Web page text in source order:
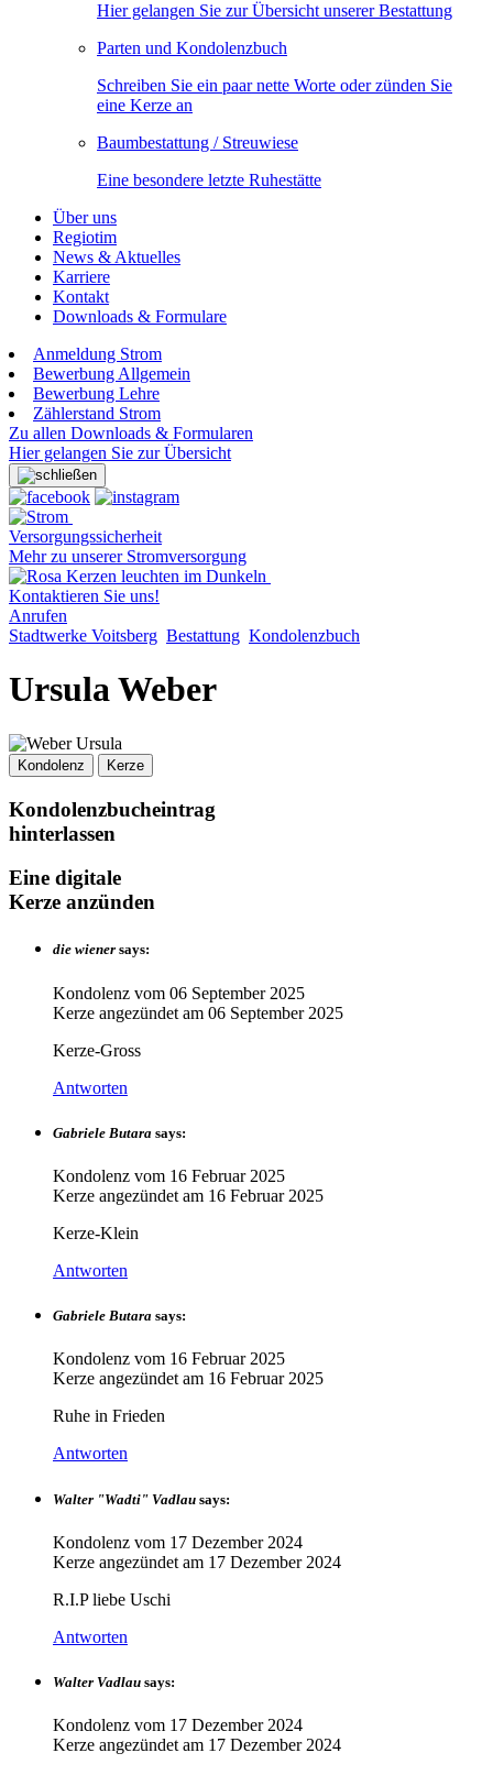
Hier gelangen Sie zur Übersicht unserer Bestattung
Parten und Kondolenzbuch
Schreiben Sie ein paar nette Worte oder zünden Sie
eine Kerze an
Baumbestattung / Streuwiese
Eine besondere letzte Ruhestätte
Über uns
Regiotim
News & Aktuelles
Karriere
Kontakt
Downloads & Formulare
Anmeldung Strom
Bewerbung Allgemein
Bewerbung Lehre
Zählerstand Strom
Zu allen Downloads & Formularen
Hier gelangen Sie zur Übersicht
Versorgungssicherheit
Mehr zu unserer Stromversorgung
Kontaktieren Sie uns!
Anrufen
Stadtwerke Voitsberg Bestattung Kondolenzbuch
Ursula Weber
Kondolenz Kerze
Kondolenzbucheintrag
hinterlassen
Eine digitale
Kerze anzünden
die wiener says:
Kondolenz vom 06 September 2025
Kerze angezündet am 06 September 2025
Kerze-Gross
Antworten
Gabriele Butara says:
Kondolenz vom 16 Februar 2025
Kerze angezündet am 16 Februar 2025
Kerze-Klein
Antworten
Gabriele Butara says:
Kondolenz vom 16 Februar 2025
Kerze angezündet am 16 Februar 2025
Ruhe in Frieden
Antworten
Walter "Wadti" Vadlau says:
Kondolenz vom 17 Dezember 2024
Kerze angezündet am 17 Dezember 2024
R.I.P liebe Uschi
Antworten
Walter Vadlau says:
Kondolenz vom 17 Dezember 2024
Kerze angezündet am 17 Dezember 2024